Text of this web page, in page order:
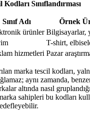
Sınıflandırması
Sınıf Adı
Örnek
ürünler Bilgisayarlar,
T-shirt,
hizmetleri Pazar
marka tescil kodları,
aynı zamanda,
altında nasıl
sahipleri bu kodları